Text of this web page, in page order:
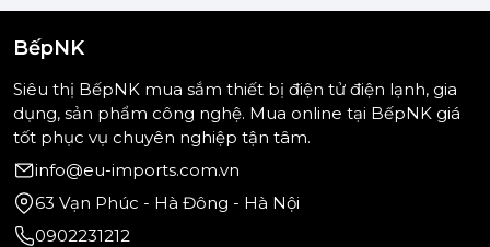
BếpNK
Siêu thị BếpNK mua sắm thiết bị điện tử điện lạnh, gia
dụng, sản phẩm công nghệ. Mua online tại BếpNK giá
tốt phục vụ chuyên nghiệp tận tâm.
info@eu-imports.com.vn
63 Vạn Phúc - Hà Đông - Hà Nội
0902231212